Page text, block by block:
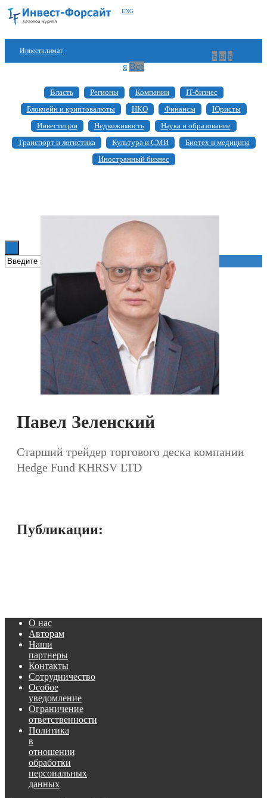
ENG
Инвестклимат
Инвестиции
Блокчейн
Стартапы
а б в г д е ж ъ ы ь
я Все
Власть Регионы Компании
IT-бизнес
Блокчейн и криптовалюты
НКО Финансы
Юристы
Инвестиции
Недвижимость
Наука и образование
Транспорт и логистика
Культура и СМИ
Биотех и медицина
Иностранный бизнес
Павел Зеленский
Старший трейдер торгового деска компании
Hedge Fund KHRSV LTD
Публикации:
О нас
Авторам
Наши
партнеры
Контакты
Сотрудничество
Особое
уведомление
Ограничение
ответственности
Политика
в
отношении
обработки
персональных
данных